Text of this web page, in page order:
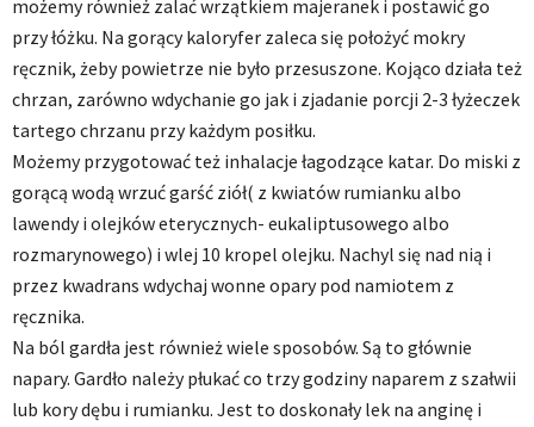
możemy również zalać wrzątkiem majeranek i postawić go
przy łóżku. Na gorący kaloryfer zaleca się położyć mokry
ręcznik, żeby powietrze nie było przesuszone. Kojąco działa też
chrzan, zarówno wdychanie go jak i zjadanie porcji 2-3 łyżeczek
tartego chrzanu przy każdym posiłku.
Możemy przygotować też inhalacje łagodzące katar. Do miski z
gorącą wodą wrzuć garść ziół( z kwiatów rumianku albo
lawendy i olejków eterycznych- eukaliptusowego albo
rozmarynowego) i wlej 10 kropel olejku. Nachyl się nad nią i
przez kwadrans wdychaj wonne opary pod namiotem z
ręcznika.
Na ból gardła jest również wiele sposobów. Są to głównie
napary. Gardło należy płukać co trzy godziny naparem z szałwii
lub kory dębu i rumianku. Jest to doskonały lek na anginę i